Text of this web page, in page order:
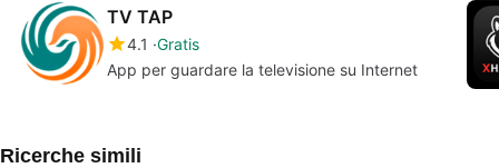
TV TAP
4.1 Gratis
App per guardare la televisione su Internet
Ricerche simili